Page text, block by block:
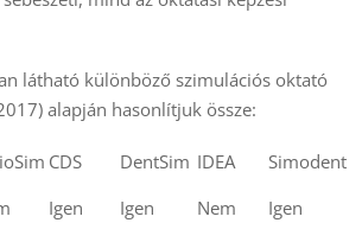
látható különböző szimulációs oktató
alapján hasonlítjuk össze:
CDS DentSim IDEA
Simodent
Igen Igen Nem
Igen